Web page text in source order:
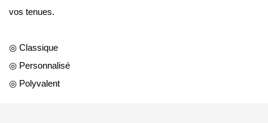
vos tenues.
◎ Classique
◎ Personnalisé
◎ Polyvalent